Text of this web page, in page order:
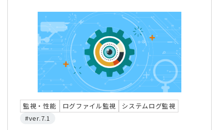
監視・性能 ログファイル監視
システムログ監視
#ver.7.1